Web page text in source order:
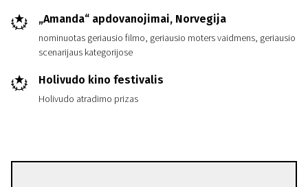
„Amanda“ apdovanojimai, Norvegija
nominuotas geriausio filmo, geriausio moters vaidmens, geriausio
scenarijaus kategorijose
Holivudo kino festivalis
Holivudo atradimo prizas